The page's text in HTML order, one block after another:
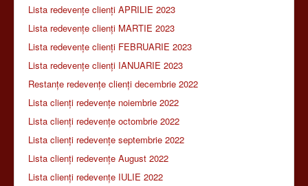
Lista redevențe clienți APRILIE 2023
Lista redevențe clienți MARTIE 2023
Lista redevențe clienți FEBRUARIE 2023
Lista redevențe clienți IANUARIE 2023
Restanțe redevențe clienți decembrie 2022
Lista clienți redevențe noiembrie 2022
Lista clienți redevențe octombrie 2022
Lista clienți redevențe septembrie 2022
Lista clienți redevențe August 2022
Lista clienți redevențe IULIE 2022